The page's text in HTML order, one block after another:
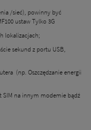
/sieć), powinny być
ustaw Tylko 3G
lokalizacjach;
sekund z portu USB,
(np. Oszczędzanie energii
SIM na innym modemie bądź